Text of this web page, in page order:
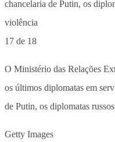
17 de 18
O Ministério das Relações
os últimos diplomatas em
de Putin, os diplomatas
Getty Images